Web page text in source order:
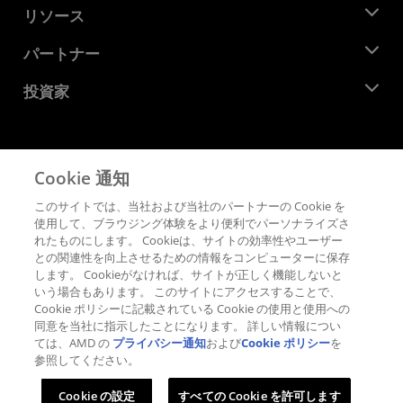
企業責任
キャリア
お問い合わせ
ニュースルーム
メディア ライブラリ
リソース
デベロッパー セントラル
ケース スタディ
パートナー
AMD パートナー ハブ
投資家
財務情報
取締役会
SEC 提出書類
プライバシー
商標
サプライ チェーンの透明性
公正でオープンな競争
英国税務戦略
Cookie ポリシー
Cookie の設定
Cookie 通知
このサイトでは、当社および当社のパートナーの Cookie を
使用して、ブラウジング体験をより便利でパーソナライズさ
れたものにします。 Cookieは、サイトの効率性やユーザー
との関連性を向上させるための情報をコンピューターに保存
します。 Cookieがなければ、サイトが正しく機能しないと
いう場合もあります。 このサイトにアクセスすることで、
Cookie ポリシーに記載されている Cookie の使用と使用への
同意を当社に指示したことになります。 詳しい情報につい
ては、AMD の プライバシー通知およびCookie ポリシーを
参照してください。
Cookie の設定 すべての Cookie を許可します